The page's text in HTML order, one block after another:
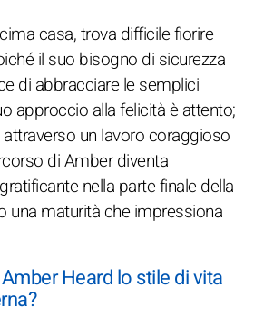
casa, trova difficile fiorire
il suo bisogno di sicurezza
di abbracciare le semplici
approccio alla felicità è attento;
un lavoro coraggioso
di Amber diventa
nella parte finale della
una maturità che impressiona
Heard lo stile di vita